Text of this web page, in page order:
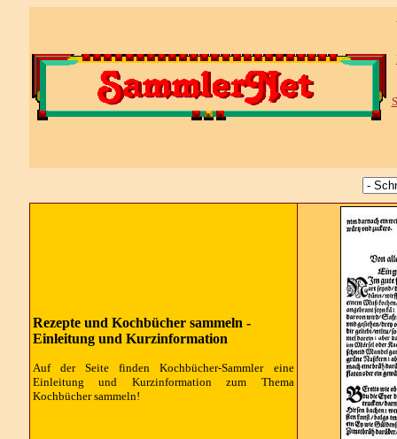
Rezepte und Kochbücher sammeln -
Einleitung und Kurzinformation
Auf der Seite finden Kochbücher-Sammler eine
Einleitung und Kurzinformation zum Thema
Kochbücher sammeln!